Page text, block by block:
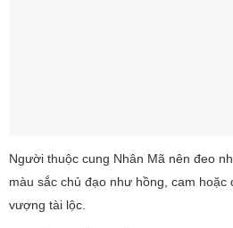
Người thuộc cung Nhân Mã nên đeo
màu sắc chủ đạo như hồng, cam hoặc
vượng tài lộc.